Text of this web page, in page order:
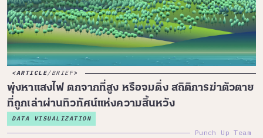
ARTICLE/BRIEF
พุ่งหาแสงไฟ ตกจากที่สูง หรือจมดิ่ง สถิติการฆ่าตัวตาย
ที่ถูกเล่าผ่านทิวทัศน์แห่งความสิ้นหวัง
DATA VISUALIZATION
Punch Up Team